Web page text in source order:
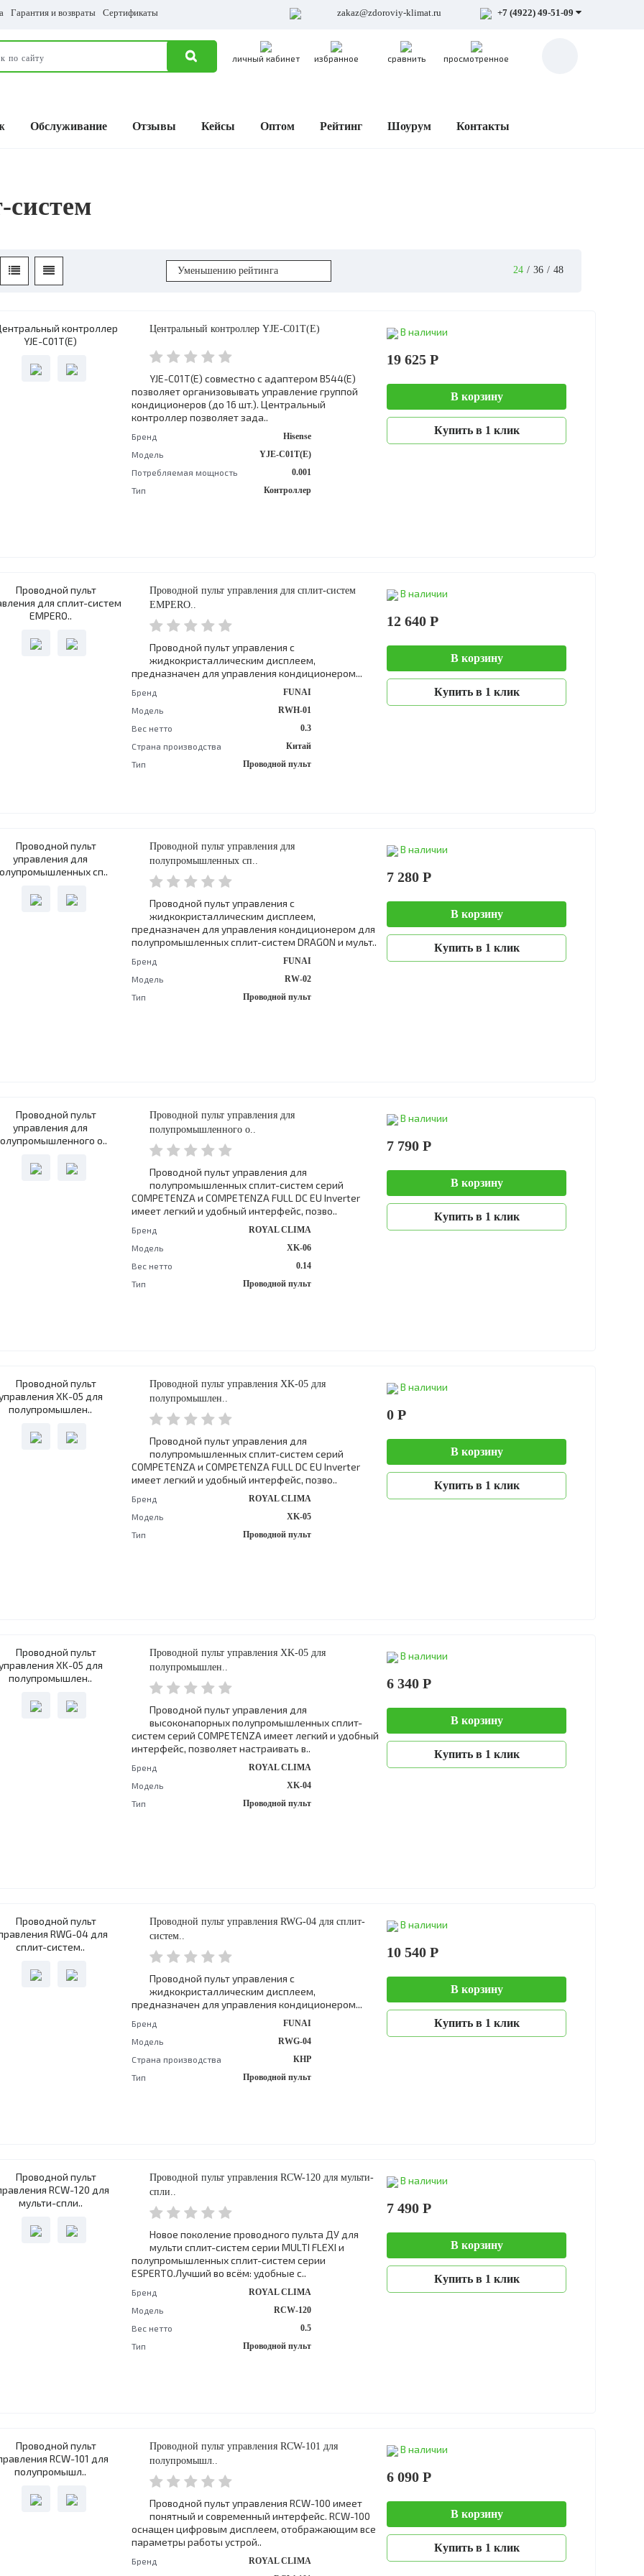
Гарантия и возвраты Сертификаты zakaz@zdoroviy-klimat.ru +7 (4922) 49-51-09
личный кабинет избранное сравнить просмотренное
Обслуживание Отзывы Кейсы Оптом Рейтинг Шоурум Контакты
систем
24 / 36 / 48
Центральный контроллер YJE-C01T(E)
YJE-C01T(E) совместно с адаптером B544(E)
позволяет организовывать управление группой
кондиционеров (до 16 шт.). Центральный
контроллер позволяет зада..
Бренд
Hisense
Модель
YJE-C01T(Е)
Потребляемая мощность
0.001
Тип
Контроллер
В наличии
19 625 Р
В корзину
Купить в 1 клик
Проводной пульт управления для сплит-систем
EMPERO..
Проводной пульт управления с
жидкокристаллическим дисплеем,
предназначен для управления кондиционером...
Бренд
FUNAI
Модель
RWH-01
Вес нетто
0.3
Страна производства
Китай
Тип
Проводной пульт
В наличии
12 640 Р
В корзину
Купить в 1 клик
Проводной пульт управления для
полупромышленных сп..
Проводной пульт управления с
жидкокристаллическим дисплеем,
предназначен для управления кондиционером для
полупромышленных сплит-систем DRAGON и мульт..
Бренд
FUNAI
Модель
RW-02
Тип
Проводной пульт
В наличии
7 280 Р
В корзину
Купить в 1 клик
Проводной пульт управления для
полупромышленного о..
Проводной пульт управления для
полупромышленных сплит-систем серий
COMPETENZA и COMPETENZA FULL DC EU Inverter
имеет легкий и удобный интерфейс, позво..
Бренд
ROYAL CLIMA
Модель
XK-06
Вес нетто
0.14
Тип
Проводной пульт
В наличии
7 790 Р
В корзину
Купить в 1 клик
Проводной пульт управления XK-05 для
полупромышлен..
Проводной пульт управления для
полупромышленных сплит-систем серий
COMPETENZA и COMPETENZA FULL DC EU Inverter
имеет легкий и удобный интерфейс, позво..
Бренд
ROYAL CLIMA
Модель
XK-05
Тип
Проводной пульт
В наличии
0 Р
В корзину
Купить в 1 клик
Проводной пульт управления XK-05 для
полупромышлен..
Проводной пульт управления для
высоконапорных полупромышленных сплит-
систем серий COMPETENZA имеет легкий и удобный
интерфейс, позволяет настраивать в..
Бренд
ROYAL CLIMA
Модель
XK-04
Тип
Проводной пульт
В наличии
6 340 Р
В корзину
Купить в 1 клик
Проводной пульт управления RWG-04 для сплит-
систем..
Проводной пульт управления с
жидкокристаллическим дисплеем,
предназначен для управления кондиционером...
Бренд
FUNAI
Модель
RWG-04
Страна производства
КНР
Тип
Проводной пульт
В наличии
10 540 Р
В корзину
Купить в 1 клик
Проводной пульт управления RCW-120 для мульти-
спли..
Новое поколение проводного пульта ДУ для
мульти сплит-систем серии MULTI FLEXI и
полупромышленных сплит-систем серии
ESPERTO.Лучший во всём: удобные с..
Бренд
ROYAL CLIMA
Модель
RCW-120
Вес нетто
0.5
Тип
Проводной пульт
В наличии
7 490 Р
В корзину
Купить в 1 клик
Проводной пульт управления RCW-101 для
полупромышл..
Проводной пульт управления RCW-100 имеет
понятный и современный интерфейс. RCW-100
оснащен цифровым дисплеем, отображающим все
параметры работы устрой..
Бренд
ROYAL CLIMA
В наличии
6 090 Р
В корзину
Купить в 1 клик